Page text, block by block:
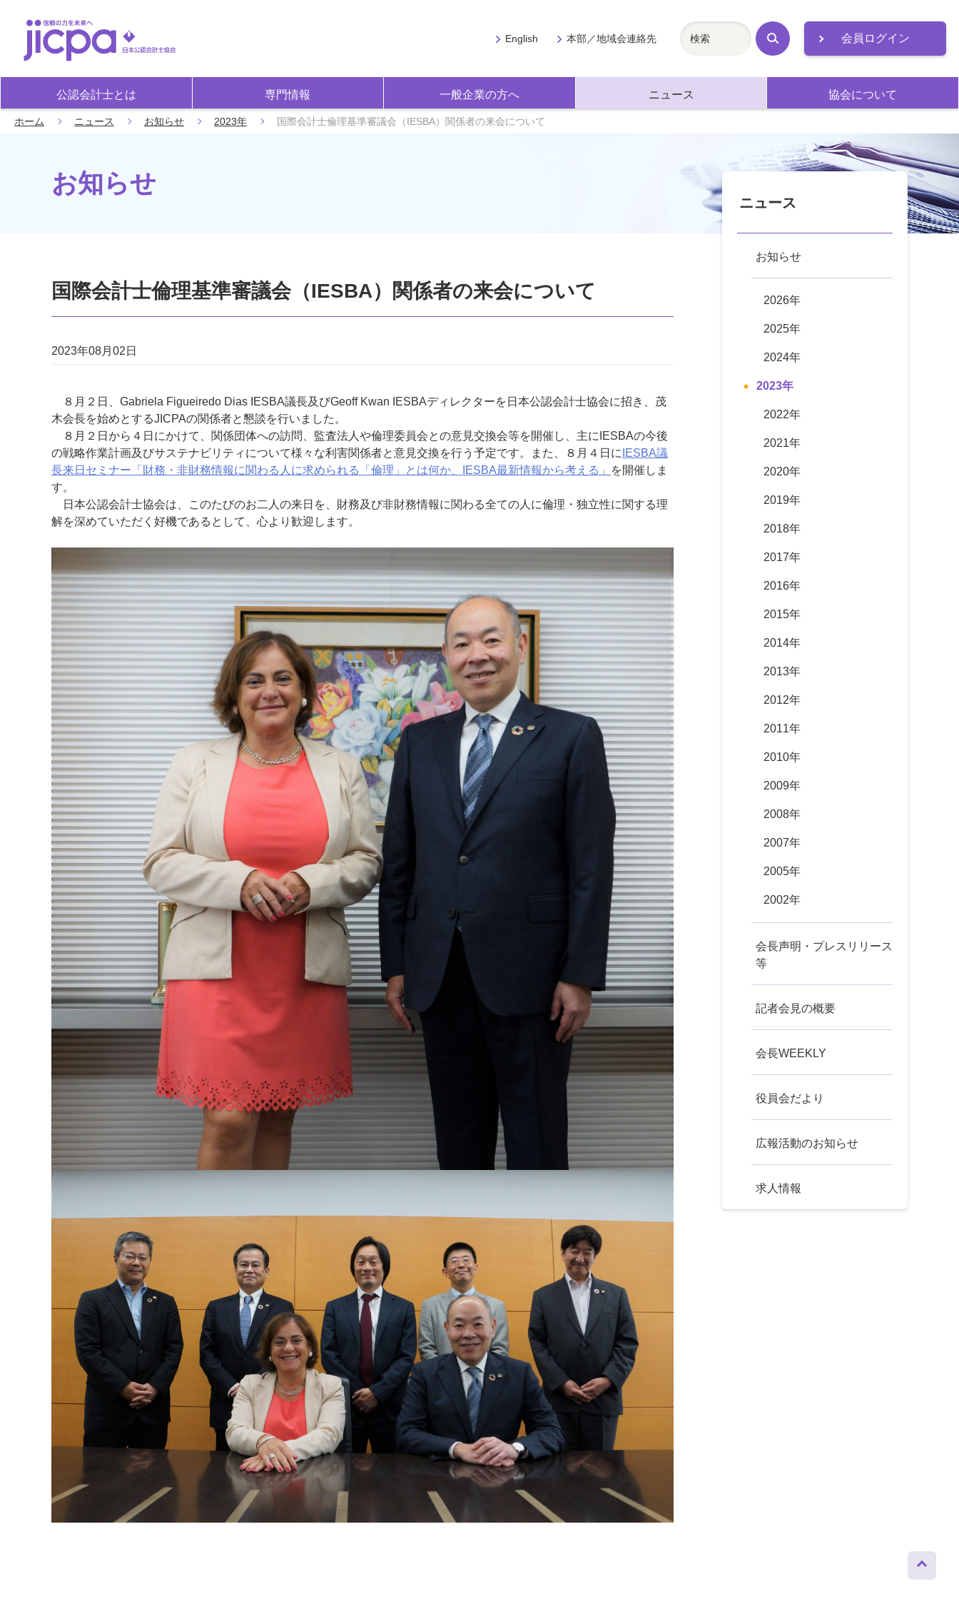
会員ログイン
公認会計士とは 専門情報 一般企業の方へ ニュース 協会について
English 本部／地域会連絡先
検
索
ホーム ニュース お知らせ 2023年 国際会計士倫理基準審議会（IESBA）関係者の来会について
お知らせ
国際会計士倫理基準審議会（IESBA）関係者の来会について
2023年08月02日
８月２日、Gabriela Figueiredo Dias IESBA議長及びGeoff Kwan IESBAディレクターを日本公認会計士協会に招き、茂
木会長を始めとするJICPAの関係者と懇談を行いました。
８月２日から４日にかけて、関係団体への訪問、監査法人や倫理委員会との意見交換会等を開催し、主にIESBAの今後
の戦略作業計画及びサステナビリティについて様々な利害関係者と意見交換を行う予定です。また、８月４日に IESBA議
長来日セミナー「財務・非財務情報に関わる人に求められる「倫理」とは何か、IESBA最新情報から考える」
を開催しま
す。
日本公認会計士協会は、このたびのお二人の来日を、財務及び非財務情報に関わる全ての人に倫理・独立性に関する理
解を深めていただく好機であるとして、心より歓迎します。
ニュース
お知らせ
2026年
2025年
2024年
2023年
2022年
2021年
2020年
2019年
2018年
2017年
2016年
2015年
2014年
2013年
2012年
2011年
2010年
2009年
2008年
2007年
2005年
2002年
会長声明・プレスリリース
等
記者会見の概要
会長WEEKLY
役員会だより
広報活動のお知らせ
求人情報
ップへ